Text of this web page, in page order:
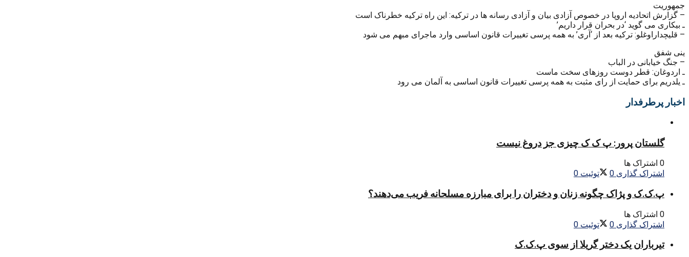
جمهوریت
– گزارش اتحادیه اروپا در خصوص آزادی بیان و آزادی رسانه ها در ترکیه: این راه ترکیه خطرناک است
ـ بیکاری می گوید ‘در بحران قرار داریم’
– قلیچداراوغلو: ترکیه بعد از ‘آری’ به همه پرسی تغییرات قانون اساسی وارد ماجرای مبهم می شود
ینی شفق
– جنگ خیابانی در الباب
ـ اردوغان: قطر دوست روزهای سخت ماست
ـ یلدریم برای حمایت از رای مثبت به همه پرسی تغییرات قانون اساسی به آلمان می رود
اخبار پرطرفدار
گلستان پرور: پ ک ک چیزی جز دروغ نیست
0 اشتراک ها
اشتراک گذاری 0 توئیت 0
پ.ک.ک و پژاک چگونه زنان و دختران را برای مبارزه مسلحانه فریب می‌دهند؟
0 اشتراک ها
اشتراک گذاری 0 توئیت 0
تیرباران یک دختر گریلا از سوی پ.ک.ک